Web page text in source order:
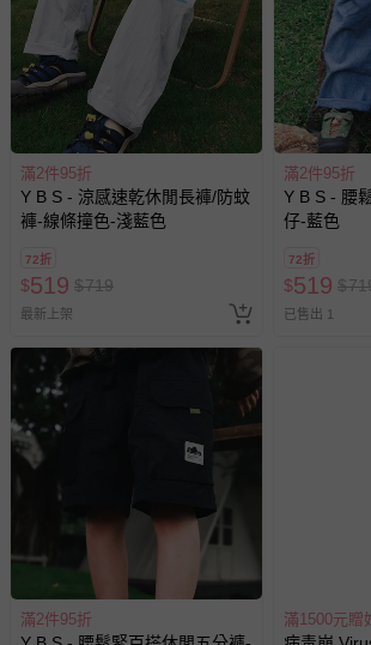
戲或活動點數等）。
已拆封之以下類型商品：
-個人衛生用品（例如尿布、貼身衣
墊、寢具類等）。
-新生兒親膚衣物（嬰幼兒包巾與背
褲、紗布衣等）。
-接觸性孕哺產品（奶嘴、奶瓶、擠
帶束縛衣、餐搖椅等）。
-其他原廠盒裝商品封口處已貼上「
示字句等說明貼紙、封條者。
國際航空、客運、訂房等服務。
相關的退換貨辦理流程，可詳見：
其他常見問題：
運送服務：目前提供的運送僅限台灣本
區，可能會無法配送，或須依據商品需
亦保留出貨與否的權利。離島、偏遠地
費用，可能會另需加收。
商品實際的配達日期，可於訂單個人資
已出貨通知之訊息為主。
如您收到商品，請依正常流程檢查是否
滿2件95折
Y B S - 涼感速乾休閒長褲/防蚊
褲-線條撞色-淺藍色
72折
$519 $719
最新上架
滿2件95折
Y B S - 腰
仔-藍色
72折
$519 $
已售出 1
滿2件95折 滿1500元贈